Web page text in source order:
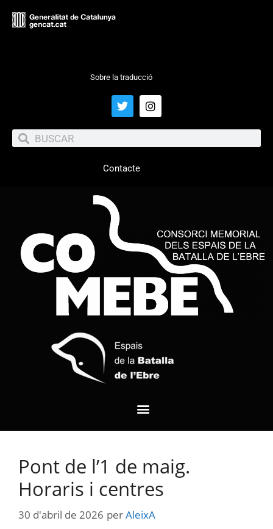
Sobre la traducció
Contacte
Pont de l’1 de maig.
Horaris i centres
30 d'abril de 2026 perAleixA